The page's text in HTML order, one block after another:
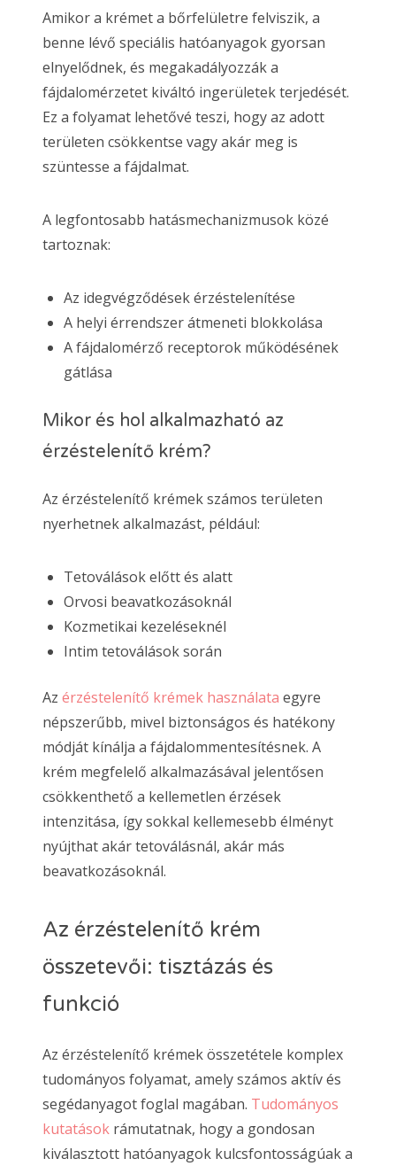
Amikor a krémet a bőrfelületre felviszik, a
benne lévő speciális hatóanyagok gyorsan
elnyelődnek, és megakadályozzák a
fájdalomérzetet kiváltó ingerületek terjedését.
Ez a folyamat lehetővé teszi, hogy az adott
területen csökkentse vagy akár meg is
szüntesse a fájdalmat.
A legfontosabb hatásmechanizmusok közé
tartoznak:
Az idegvégződések érzéstelenítése
A helyi érrendszer átmeneti blokkolása
A fájdalomérző receptorok működésének
gátlása
Mikor és hol alkalmazható az
érzéstelenítő krém?
Az érzéstelenítő krémek számos területen
nyerhetnek alkalmazást, például:
Tetoválások előtt és alatt
Orvosi beavatkozásoknál
Kozmetikai kezeléseknél
Intim tetoválások során
Az érzéstelenítő krémek használata egyre
népszerűbb, mivel biztonságos és hatékony
módját kínálja a fájdalommentesítésnek. A
krém megfelelő alkalmazásával jelentősen
csökkenthető a kellemetlen érzések
intenzitása, így sokkal kellemesebb élményt
nyújthat akár tetoválásnál, akár más
beavatkozásoknál.
Az érzéstelenítő krém
összetevői: tisztázás és
funkció
Az érzéstelenítő krémek összetétele komplex
tudományos folyamat, amely számos aktív és
segédanyagot foglal magában. Tudományos
kutatások rámutatnak, hogy a gondosan
kiválasztott hatóanyagok kulcsfontosságúak a